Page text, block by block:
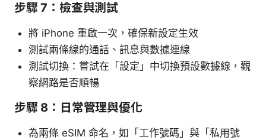
步驟 7：檢查與測試
將 iPhone 重啟一次，確保新設定生效
測試兩條線的通話、訊息與數據連線
測試切換：嘗試在「設定」中切換預設數據線，觀
察網路是否順暢
步驟 8：日常管理與優化
為兩條 eSIM 命名，如「工作號碼」與「私用號